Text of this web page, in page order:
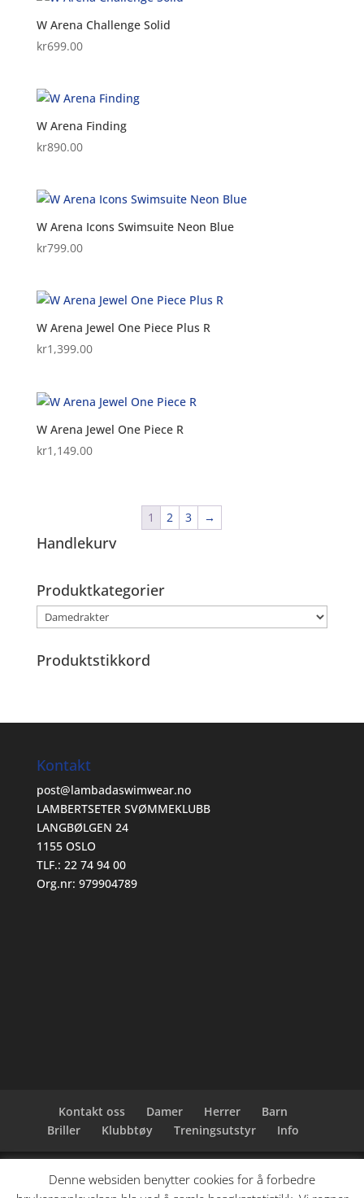
W Arena Challenge Solid
kr699.00
W Arena Finding
kr890.00
W Arena Icons Swimsuite Neon Blue
kr799.00
W Arena Jewel One Piece Plus R
kr1,399.00
W Arena Jewel One Piece R
kr1,149.00
1 2 3 →
Handlekurv
Produktkategorier
Produktstikkord
Kontakt
post@lambadaswimwear.no
LAMBERTSETER SVØMMEKLUBB
LANGBØLGEN 24
1155 OSLO
TLF.: 22 74 94 00
Org.nr: 979904789
Kontakt oss Damer Herrer
Barn
Briller
Klubbtøy Treningsutstyr Info
Denne websiden benytter cookies for å forbedre